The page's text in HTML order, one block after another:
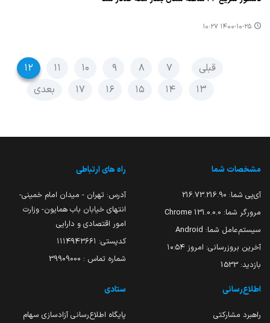
۱۴۰۰-۱۰-۲۵ ۱۰:۲۷
قبلی ۷ ۸ ۹ ۱۰ ۱۱
۱۲
۱۳
۱۴ ۱۵ ۱۶ ۱۷ بعدی
مشخصات شما
آی‌پی شما: 216.73.216.90
مرورگر شما: 131.0.0.0 Chrome
سیستم‌عامل شما: Android
آخرین بروزرسانی: امروز ۱۰:۵۴
بازدید: 1533
راه های ارتباطی
آدرس: تهران - میدان امام خمینی-
انتهای خیابان باب همایون- وزارت
امور اقتصادی و دارایی
کدپستی: ۱۱۱۴۹۴۳۶۶۱
شماره تماس : 39909000
اطلاع‌رسانی
راهبرد مشارکتی
ستادی
پایگاه اطلاع‌رسانی آزادسازی سهام